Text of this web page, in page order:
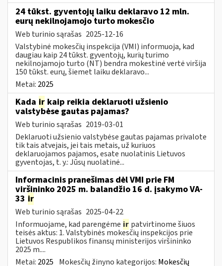
24 tūkst. gyventojų laiku deklaravo 12 mln.
eurų nekilnojamojo turto mokesčio
Web turinio sąrašas 2025-12-16
Valstybinė mokesčių inspekcija (VMI) informuoja, kad
daugiau kaip 24 tūkst. gyventojų, kurių turimo
nekilnojamojo turto (NT) bendra mokestinė vertė viršija
150 tūkst. eurų, šiemet laiku deklaravo...
Metai: 2025
Kada ir kaip reikia deklaruoti užsienio
valstybėse gautas pajamas?
Web turinio sąrašas 2019-03-01
Deklaruoti užsienio valstybėse gautas pajamas privalote
tik tais atvejais, jei tais metais, už kuriuos
deklaruojamos pajamos, esate nuolatinis Lietuvos
gyventojas, t. y.: Jūsų nuolatinė...
Informacinis pranešimas dėl VMI prie FM
viršininko 2025 m. balandžio 16 d. įsakymo VA-
33 ir
Web turinio sąrašas 2025-04-22
Informuojame, kad parengėme ir patvirtinome šiuos
teisės aktus: 1. Valstybinės mokesčių inspekcijos prie
Lietuvos Respublikos finansų ministerijos viršininko
2025 m....
Metai: 2025 Mokesčių žinyno kategorijos: Mokesčių